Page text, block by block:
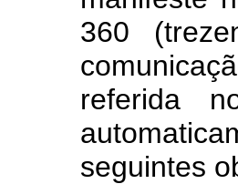
360
referida
seguintes